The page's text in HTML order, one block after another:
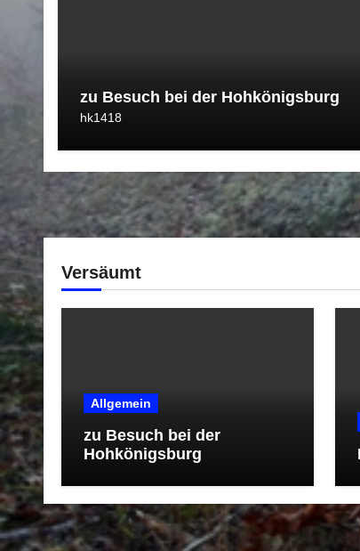
zu Besuch bei der Hohkönigsburg
hk1418
Versäumt
Allgemein
zu Besuch bei der
Hohkönigsburg